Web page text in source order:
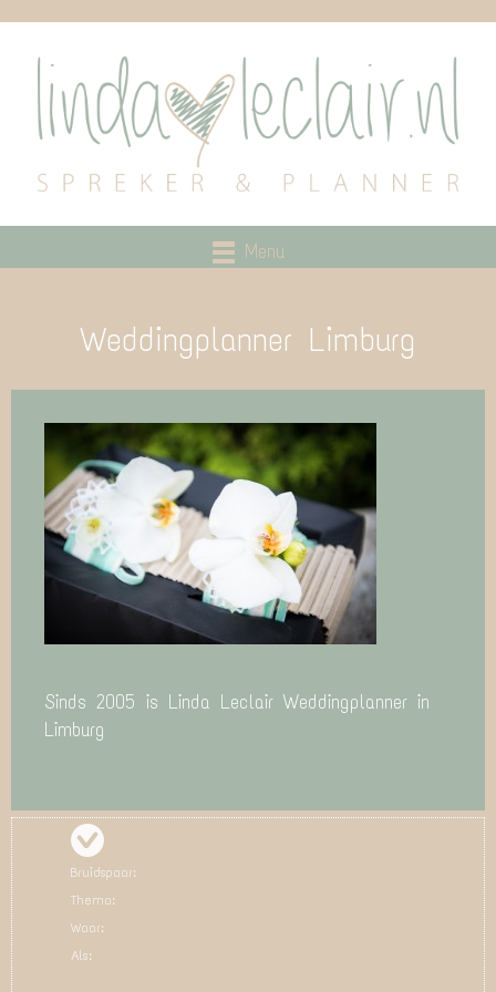
Menu
Weddingplanner Limburg
Sinds 2005 is Linda Leclair Weddingplanner in
Limburg
Bruidspaar:
Thema:
Waar:
Als: